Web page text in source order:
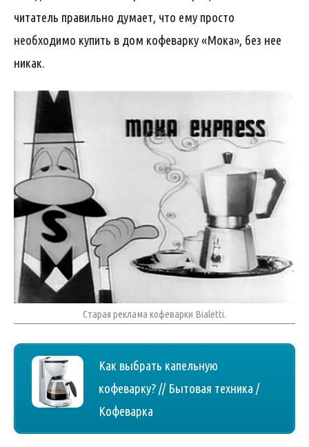
читатель правильно думает, что ему просто
необходимо купить в дом кофеварку «Мока», без нее
никак.
Старая реклама кофеварки Bialetti.
Как выбрать капельную
кофеварку? // Бытовая техника /
Кофеварка